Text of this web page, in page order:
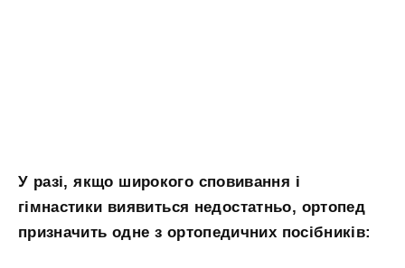
У разі, якщо широкого сповивання і
гімнастики виявиться недостатньо, ортопед
призначить одне з ортопедичних посібників: